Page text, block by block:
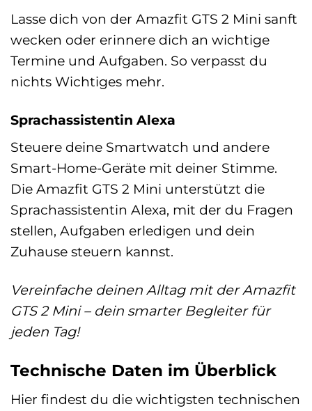
Lasse dich von der Amazfit GTS 2 Mini sanft
wecken oder erinnere dich an wichtige
Termine und Aufgaben. So verpasst du
nichts Wichtiges mehr.
Sprachassistentin Alexa
Steuere deine Smartwatch und andere
Smart-Home-Geräte mit deiner Stimme.
Die Amazfit GTS 2 Mini unterstützt die
Sprachassistentin Alexa, mit der du Fragen
stellen, Aufgaben erledigen und dein
Zuhause steuern kannst.
Vereinfache deinen Alltag mit der Amazfit
GTS 2 Mini – dein smarter Begleiter für
jeden Tag!
Technische Daten im Überblick
Hier findest du die wichtigsten technischen